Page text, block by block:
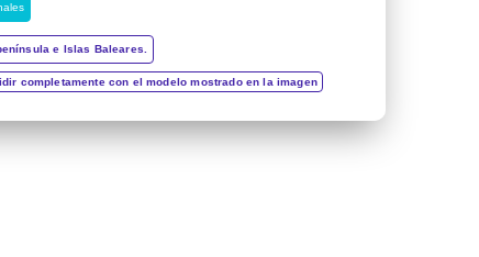
e Islas Baleares.
completamente con el modelo mostrado en la imagen